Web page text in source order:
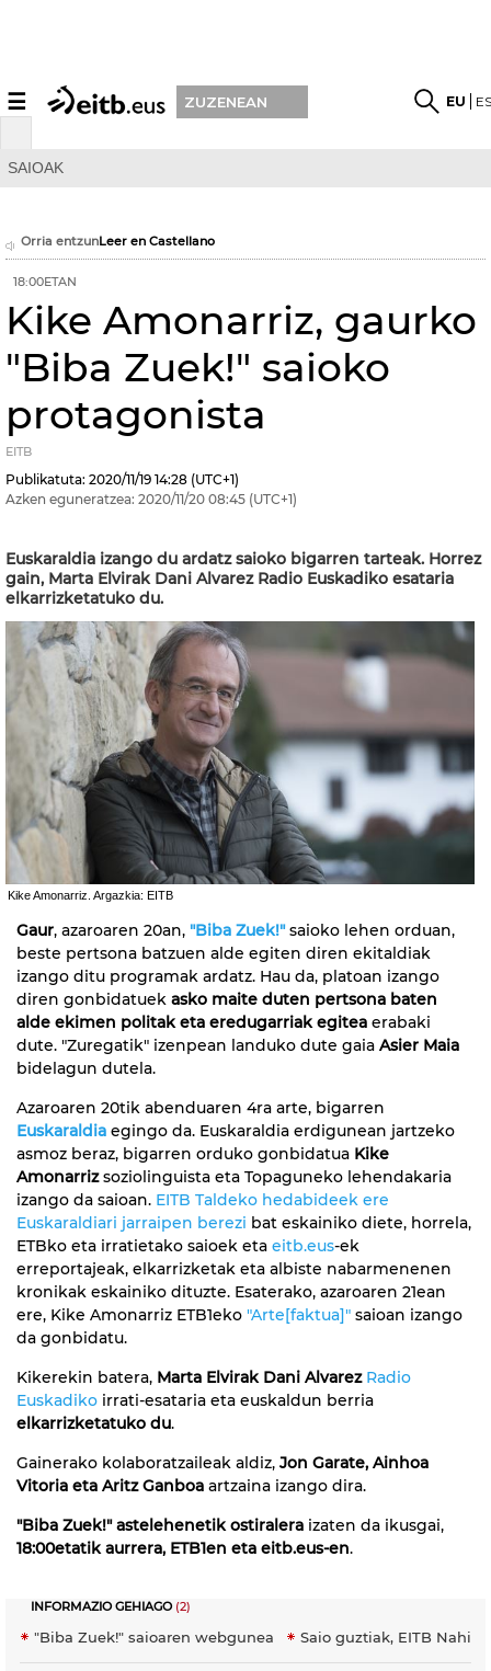
☰ ZUZENEAN EU
SAIOAK
Orria entzunLeer en Castellano
18:00ETAN
Kike Amonarriz, gaurko
"Biba Zuek!" saioko
protagonista
EITB
Publikatuta: 2020/11/19 14:28 (UTC+1)
Azken eguneratzea: 2020/11/20 08:45 (UTC+1)
Euskaraldia izango du ardatz saioko bigarren tarteak. Horrez
gain, Marta Elvirak Dani Alvarez Radio Euskadiko esataria
elkarrizketatuko du.
Kike Amonarriz. Argazkia: EITB
Gaur, azaroaren 20an, "Biba Zuek!"saioko lehen orduan,
beste pertsona batzuen alde egiten diren ekitaldiak
izango ditu programak ardatz. Hau da, platoan izango
diren gonbidatuek asko maite duten pertsona baten
alde ekimen politak eta eredugarriak egitea erabaki
dute. "Zuregatik" izenpean landuko dute gaia Asier Maia
bidelagun dutela.
Azaroaren 20tik abenduaren 4ra arte, bigarren
Euskaraldia egingo da. Euskaraldia erdigunean jartzeko
asmoz beraz, bigarren orduko gonbidatua Kike
Amonarrizsoziolinguista eta Topaguneko lehendakaria
izango da saioan. EITB Taldeko hedabideek ere
Euskaraldiari jarraipen berezi bat eskainiko diete, horrela,
ETBko eta irratietako saioek eta eitb.eus-ek
erreportajeak, elkarrizketak eta albiste nabarmenenen
kronikak eskainiko dituzte. Esaterako, azaroaren 21ean
ere, Kike Amonarriz ETB1eko "Arte[faktua]" saioan izango
da gonbidatu.
Kikerekin batera, Marta Elvirak Dani Alvarez Radio
Euskadiko irrati-esataria eta euskaldun berria
elkarrizketatuko du.
Gainerako kolaboratzaileak aldiz, Jon Garate, Ainhoa
Vitoria eta Aritz Ganboa artzaina izango dira.
"Biba Zuek!" astelehenetik ostiralera izaten da ikusgai,
18:00etatik aurrera, ETB1en eta eitb.eus-en.
INFORMAZIO GEHIAGO(2)
"Biba Zuek!" saioaren webgunea Saio guztiak, EITB